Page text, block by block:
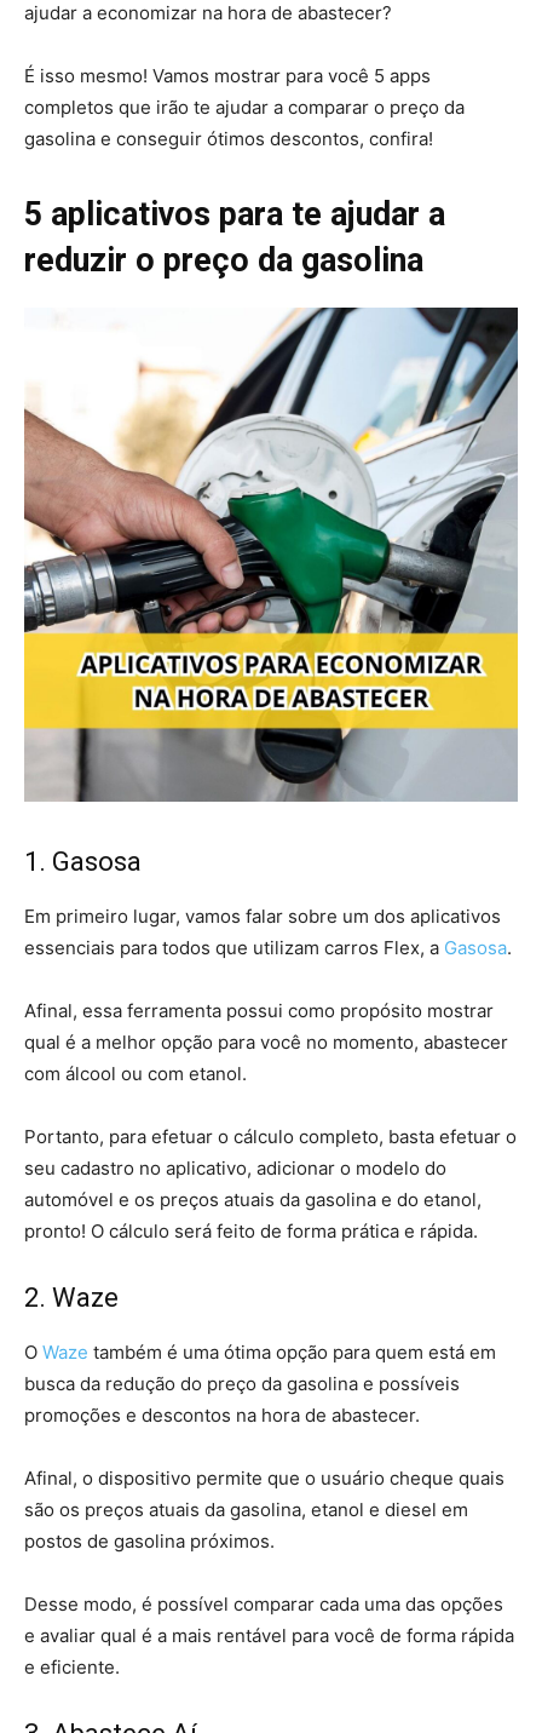
ajudar a economizar na hora de abastecer?
É isso mesmo! Vamos mostrar para você 5 apps
completos que irão te ajudar a comparar o preço da
gasolina e conseguir ótimos descontos, confira!
5 aplicativos para te ajudar a
reduzir o preço da gasolina
1. Gasosa
Em primeiro lugar, vamos falar sobre um dos aplicativos
essenciais para todos que utilizam carros Flex, a Gasosa.
Afinal, essa ferramenta possui como propósito mostrar
qual é a melhor opção para você no momento, abastecer
com álcool ou com etanol.
Portanto, para efetuar o cálculo completo, basta efetuar o
seu cadastro no aplicativo, adicionar o modelo do
automóvel e os preços atuais da gasolina e do etanol,
pronto! O cálculo será feito de forma prática e rápida.
2. Waze
O Waze também é uma ótima opção para quem está em
busca da redução do preço da gasolina e possíveis
promoções e descontos na hora de abastecer.
Afinal, o dispositivo permite que o usuário cheque quais
são os preços atuais da gasolina, etanol e diesel em
postos de gasolina próximos.
Desse modo, é possível comparar cada uma das opções
e avaliar qual é a mais rentável para você de forma rápida
e eficiente.